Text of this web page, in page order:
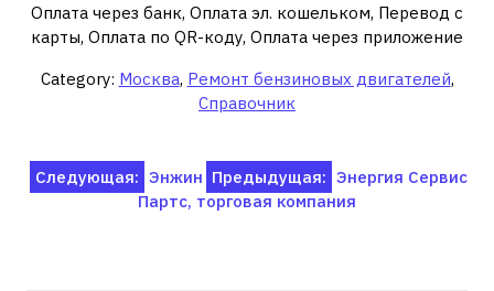
Оплата через банк, Оплата эл. кошельком, Перевод с
карты, Оплата по QR-коду, Оплата через приложение
Category: Москва, Ремонт бензиновых двигателей,
Справочник
Навигация
Предыдущая: Энергия Сервис
Следующая: Энжин
Партс, торговая компания